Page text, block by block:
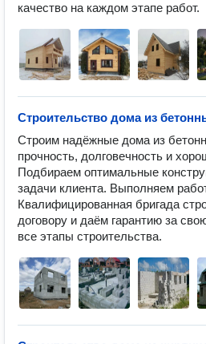
качество на каждом этапе работ.
Строительство дома из
Строим надёжные дома из
прочность, долговечность и
Подбираем оптимальные
задачи клиента. Выполняем
Квалифицированная бригада
договору и даём гарантию за
все этапы строительства.